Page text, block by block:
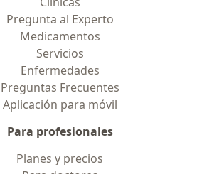
Pregunta al Experto
Medicamentos
Servicios
Enfermedades
Preguntas Frecuentes
Aplicación para móvil
Para profesionales
Planes y precios